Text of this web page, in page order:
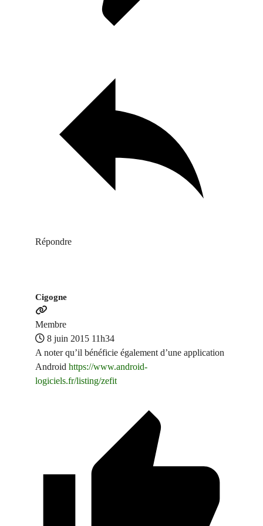
Répondre
Cigogne
Membre
8 juin 2015 11h34
A noter qu’il bénéficie également d’une application
Android https://www.android-
logiciels.fr/listing/zefit